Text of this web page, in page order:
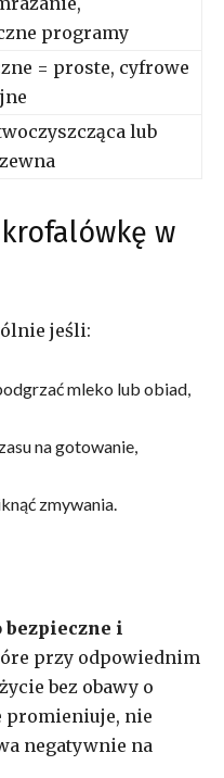
programy
= proste, cyfrowe
lub
w
jeśli:
mleko lub obiad,
na gotowanie,
zmywania.
i
przy odpowiednim
bez obawy o
promieniuje, nie
negatywnie na